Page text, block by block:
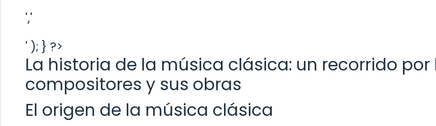
','
' ); } ?>
La historia de la música clásica: un recorrido
compositores y sus obras
El origen de la música clásica